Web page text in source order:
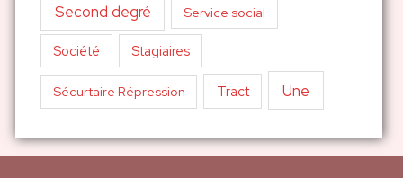
Second degré Service social
Société Stagiaires
Sécurtaire Répression Tract Une